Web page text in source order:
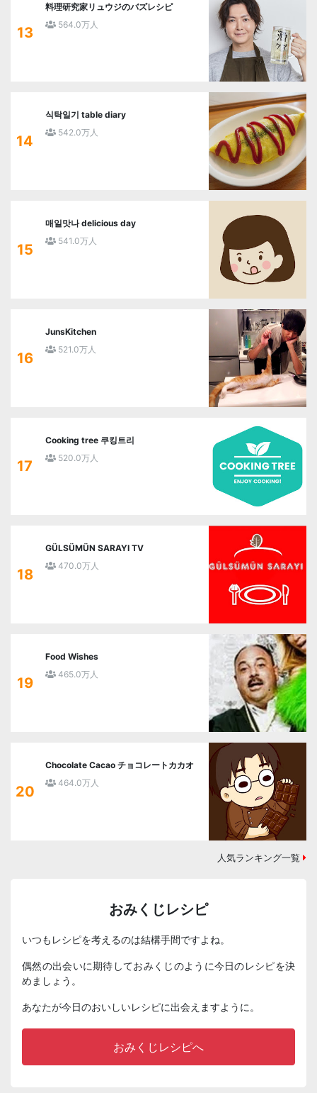
13
料理研究家リュウジのバズレシピ
564.0万人
14
식탁일기 table diary
542.0万人
15
매일맛나 delicious day
541.0万人
16
JunsKitchen
521.0万人
17
Cooking tree 쿠킹트리
520.0万人
18
GÜLSÜMÜN SARAYI TV
470.0万人
19
Food Wishes
465.0万人
20
Chocolate Cacao チョコレートカカオ
464.0万人
人気ランキング一覧
おみくじレシピ
いつもレシピを考えるのは結構手間ですよね。
偶然の出会いに期待しておみくじのように今日のレシピを決
めましょう。
あなたが今日のおいしいレシピに出会えますように。
おみくじレシピへ